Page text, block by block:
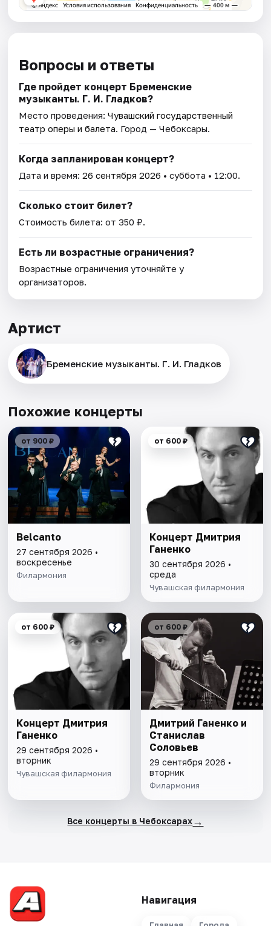
Вопросы и ответы
Где пройдет концерт Бременские
музыканты. Г. И. Гладков?
Место проведения:Чувашский государственный
театр оперы и балета. Город — Чебоксары.
Когда запланирован концерт?
Дата и время:26 сентября 2026 • суббота • 12:00.
Сколько стоит билет?
Стоимость билета: от 350 ₽.
Есть ли возрастные ограничения?
Возрастные ограничения уточняйте у
организаторов.
Артист
Бременские музыканты. Г. И. Гладков
Похожие концерты
от 900 ₽
Belcanto
27 сентября 2026 •
воскресенье
Филармония
от 600 ₽
Концерт Дмитрия
Ганенко
30 сентября 2026 •
среда
Чувашская филармония
от 600 ₽
Концерт Дмитрия
Ганенко
29 сентября 2026 •
вторник
Чувашская филармония
от 600 ₽
Дмитрий Ганенко и
Станислав
Соловьев
29 сентября 2026 •
вторник
Филармония
Все концерты в Чебоксарах→
Навигация